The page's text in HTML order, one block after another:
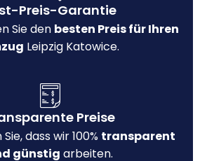
Preis-Garantie
Sie den besten Preis für Ihren
Leipzig Katowice.
Preise
dass wir 100% transparent
günstig arbeiten.